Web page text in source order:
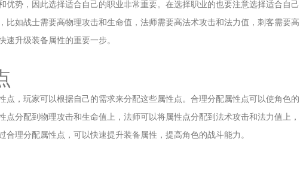
优势，因此选择适合自己的职业非常重要。在选择职业的也要注意选择适合自己
比如战士需要高物理攻击和生命值，法师需要高法术攻击和法力值，刺客需要高
升级装备属性的重要一步。
点，玩家可以根据自己的需求来分配这些属性点。合理分配属性点可以使角色的
点分配到物理攻击和生命值上，法师可以将属性点分配到法术攻击和法力值上，
理分配属性点，可以快速提升装备属性，提高角色的战斗能力。